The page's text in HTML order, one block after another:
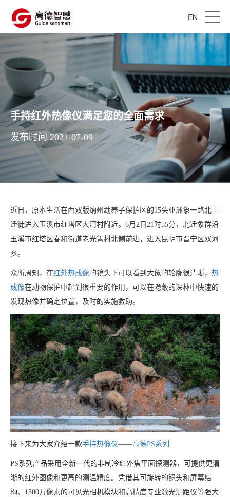
EN
手持红外热像仪满足您的全面需求
发布时间 2021-07-09
近日，原本生活在西双版纳州勐养子保护区的15头亚洲象一路北上
迁徙进入玉溪市红塔区大湾村附近。6月2日21时55分，北迁象群沿
玉溪市红塔区春和街道老光箐村北侧前进，进入昆明市晋宁区双河
乡。
众所周知，在红外热成像的镜头下可以看到大象的轮廓很清晰， 热
成像在动物保护中起到很重要的作用，可以在隐蔽的深林中快速的
发现热像并确定位置，及时的实施救助。
接下来为大家介绍一款手持热像仪——高德PS系列
PS系列产品采用全新一代的非制冷红外焦平面探测器，可提供更清
晰的红外图像和更高的测温精度。凭借其可旋转的镜头和屏幕结
构、1300万像素的可见光相机模块和高精度专业激光测距仪等强大